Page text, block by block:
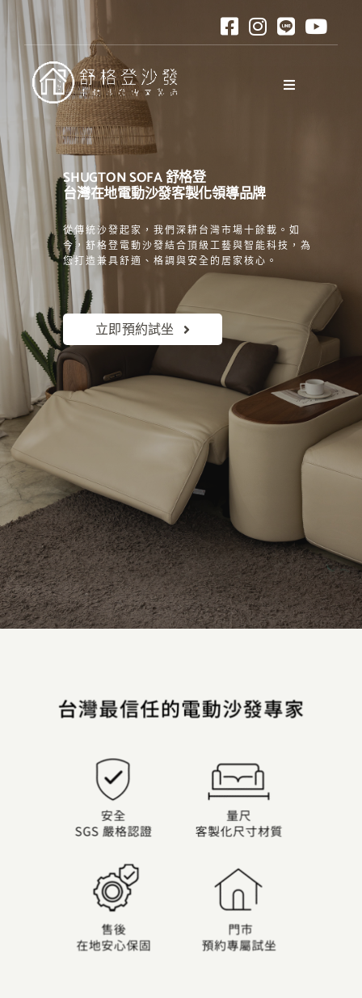
過
容
Toggle
關於舒格登
電動沙發
材質與色卡
訂購說明
口碑與評測
沙發指南
SHUGTON SOFA 舒格登
台灣在地電動沙發客製化領導品牌
從傳統沙發起家，我們深耕台灣市場十餘載。如
今，舒格登電動沙發結合頂級工藝與智能科技，為
您打造兼具舒適、格調與安全的居家核心。
立即預約試坐